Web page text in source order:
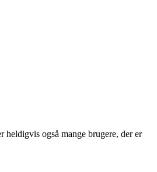
også mange brugere, der er